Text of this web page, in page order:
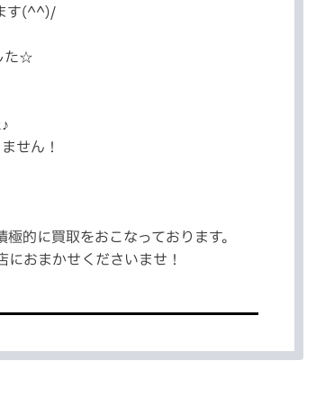
す(^^)/
た☆
せん！
的に買取をおこなっております。
おまかせくださいませ！